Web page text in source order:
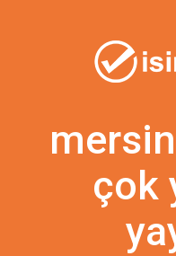
çok